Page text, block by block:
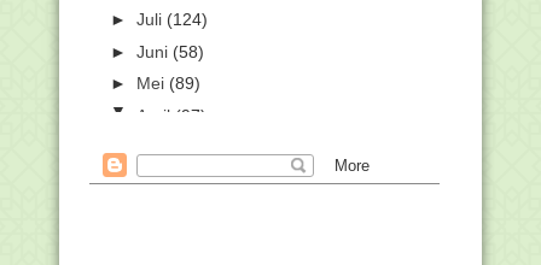
► Juli (124)
► Juni (58)
► Mei (89)
▼
April (97)